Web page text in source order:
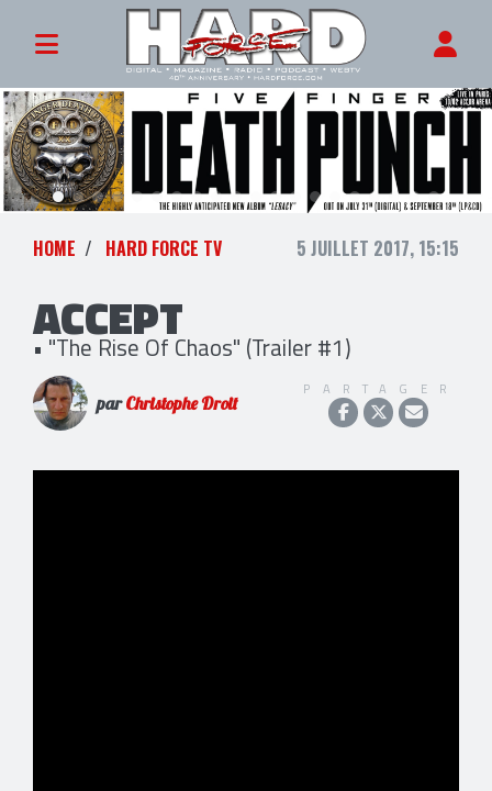
HOME HARD FORCE TV 5 JUILLET 2017, 15:15
ACCEPT
• "The Rise Of Chaos" (Trailer #1)
parChristophe Droit
PARTAGER